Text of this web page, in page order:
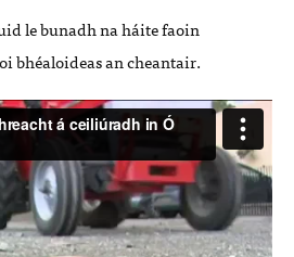
le bunadh na háite faoin
bhéaloideas an cheantair.